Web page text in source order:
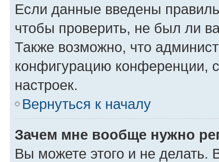
Если данные введены
чтобы проверить, не был ли
Также возможно, что
конфигурацию конференции,
настроек.
Вернуться к началу
Зачем мне вообще нужно
Вы можете этого и не делать.